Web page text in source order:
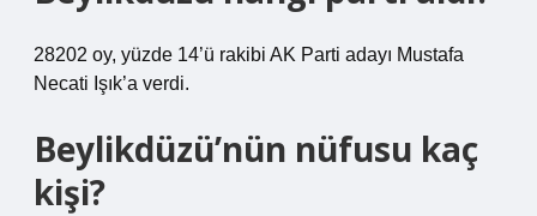
28202 oy, yüzde 14’ü rakibi AK Parti adayı Mustafa
Necati Işık’a verdi.
Beylikdüzü’nün nüfusu kaç
kişi?